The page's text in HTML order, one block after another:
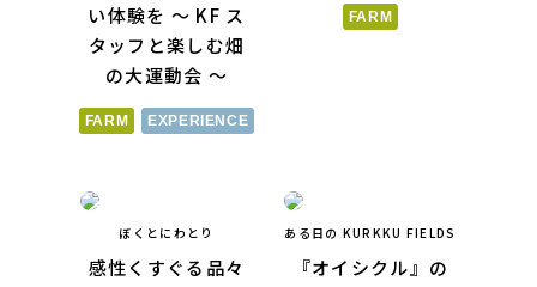
い体験を 〜 KF ス
タッフと楽しむ畑
の大運動会 〜
FARM EXPERIENCE
FARM
ぼくとにわとり
感性くすぐる品々
ある日の KURKKU FIELDS
『オイシクル』の